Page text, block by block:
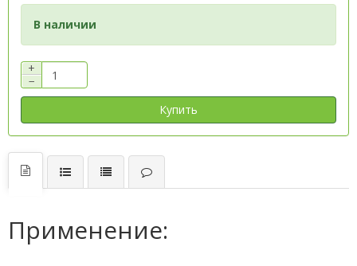
В наличии
+
−
Купить
Применение: